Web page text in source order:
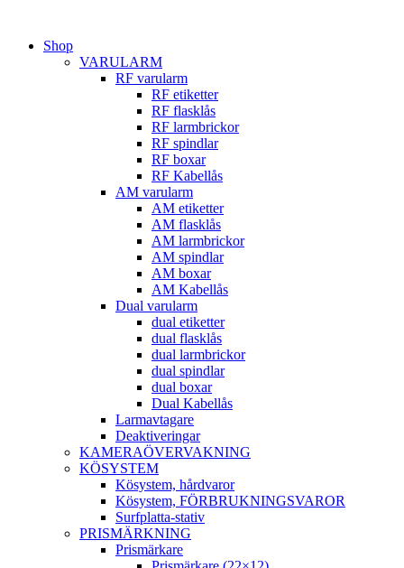
innehållShop
VARULARM
RF varularm
RF etiketter
RF flasklås
RF larmbrickor
RF spindlar
RF boxar
RF Kabellås
AM varularm
AM etiketter
AM flasklås
AM larmbrickor
AM spindlar
AM boxar
AM Kabellås
Dual varularm
dual etiketter
dual flasklås
dual larmbrickor
dual spindlar
dual boxar
Dual Kabellås
Larmavtagare
Deaktiveringar
KAMERAÖVERVAKNING
KÖSYSTEM
Kösystem, hårdvaror
Kösystem, FÖRBRUKNINGSVAROR
Surfplatta-stativ
PRISMÄRKNING
Prismärkare